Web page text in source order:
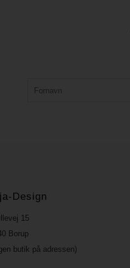
Design
15
Borup
butik på adressen)